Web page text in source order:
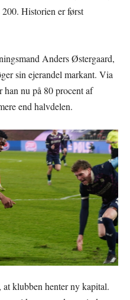
Historien er først
Anders Østergaard,
sin ejerandel markant. Via
nu på 80 procent af
end halvdelen.
klubben henter ny kapital.